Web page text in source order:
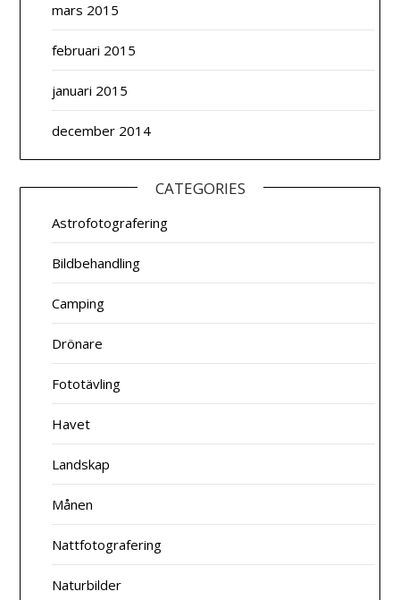
mars 2015
februari 2015
januari 2015
december 2014
CATEGORIES
Astrofotografering
Bildbehandling
Camping
Drönare
Fototävling
Havet
Landskap
Månen
Nattfotografering
Naturbilder